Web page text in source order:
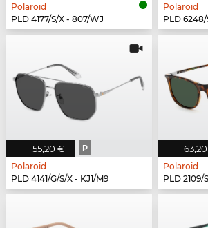
Polaroid
PLD 4177/S/X - 807/WJ
Polaroid
PLD
55,20 € P
Polaroid
PLD 4141/G/S/X - KJ1/M9
Polaroid
PLD 2109/